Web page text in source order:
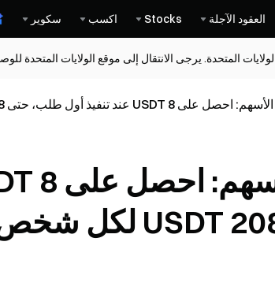
العقود الآجلة Stocks اكسب سكوير
المتحدة. يرجى الانتقال إلى موقع الولايات المتحدة